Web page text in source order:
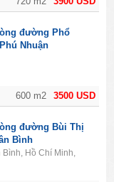
3500 USD
600 m2
đường Phổ
Nhuận
đường Bùi Thị
Bình
Hồ Chí Minh,